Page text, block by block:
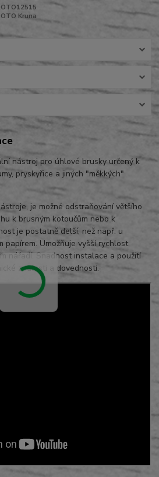
Kruna
nástroj pro úhlové brusky určený k
pryskyřice a jiných "měkkých"
je možné odstraňování většího
k brusným kotoučům nebo k
je postatně delší, než např. u
papírem. Umožňuje vyšší rychlost
nářadí. Snadnost instalace a použití
znalosti a dovednosti.